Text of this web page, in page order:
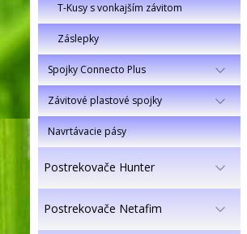
T-Kusy s vonkajším závitom
Záslepky
Spojky Connecto Plus
Závitové plastové spojky
Navrtávacie pásy
Postrekovače Hunter
Postrekovače Netafim